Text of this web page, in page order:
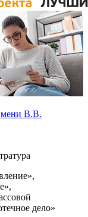
В.В.
дело»